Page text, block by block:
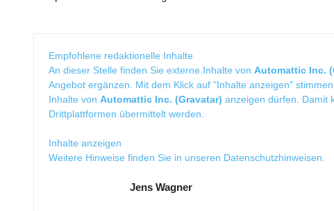
Empfohlene redaktionelle Inhalte
An dieser Stelle finden Sie externe Inhalte von Automattic Inc.
Angebot ergänzen. Mit dem Klick auf "Inhalte anzeigen"
Inhalte von Automattic Inc. (Gravatar) anzeigen dürfen. Damit
Drittplattformen übermittelt werden.
Inhalte anzeigen
Weitere Hinweise finden Sie in unseren Datenschutzhinweisen
Jens Wagner